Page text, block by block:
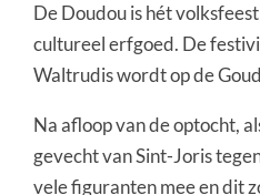
De Doudou is hét
cultureel erfgoed. De
Waltrudis wordt op de
Na afloop van de optocht,
gevecht van Sint-Joris
vele figuranten mee en dit